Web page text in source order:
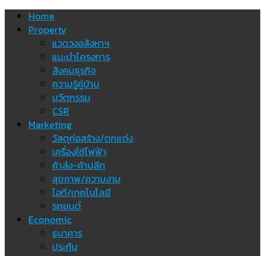
Skip Home
Property
แวดวงอสังหาฯ
แนะนำโครงการ
สังคมธุรกิจ
ความรู้คู่บ้าน
นวัตกรรม
CSR
Marketing
วัสดุก่อสร้าง/ตกแต่ง
เครื่องใช้ไฟฟ้า
ค้าส่ง-ค้าปลีก
สุขภาพ/ความงาม
ไอที/เทคโนโลยี
รถยนต์
Economic
ธนาคาร
ประกัน